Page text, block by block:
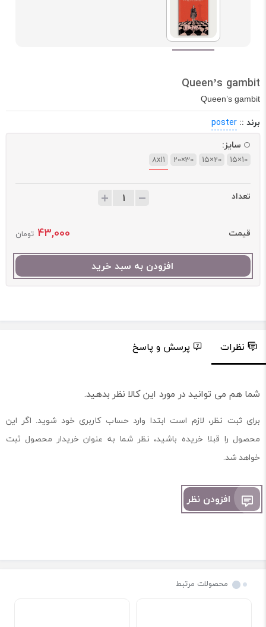
Queen’s gambit
Queen’s gambit
برند :: poster
سایز:
10×15
20×15
30×20
8x11
تعداد
قیمت 43,000 تومان
افزودن به سبد خرید
نظرات پرسش و پاسخ
شما هم می توانید در مورد این کالا نظر بدهید.
برای ثبت نظر، لازم است ابتدا وارد حساب کاربری خود شوید. اگر این
محصول را قبلا خریده باشید، نظر شما به عنوان خریدار محصول ثبت
خواهد شد.
افزودن نظر
محصولات مرتبط